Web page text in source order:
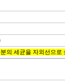
의 세균을 자외선으로